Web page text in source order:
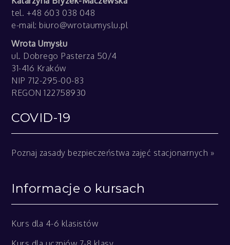
tel. +48 603 038 048
e-mail: biuro@wrotaumyslu.pl
Wrota Umysłu
ul. Dobrego Pasterza 50/4
31-416 Kraków
NIP 712-295-00-83
REGON 122758930
COVID-19
Poznaj zasady bezpieczeństwa zajęć stacjonarnych »
Informacje o kursach
Kurs dla 4-6 klasistów